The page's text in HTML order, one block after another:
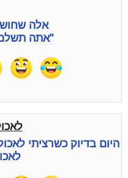
אלה
"אתה
היום בדיוק כשרציתי